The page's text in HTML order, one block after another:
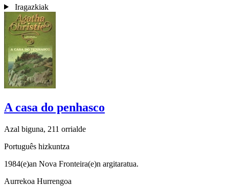
Iragazkiak
A casa do penhasco
Azal biguna, 211 orrialde
Português hizkuntza
1984(e)an Nova Fronteira(e)n argitaratua.
Aurrekoa Hurrengoa